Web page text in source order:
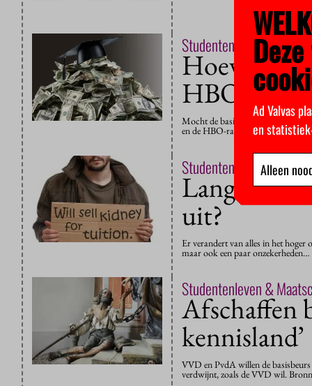
Studentenleven &
Hoeveel
HBO-raad
Mocht de basisbeurs verdwijnen,
en de HBO-raad verschillen van
Studentenleven &
uit?
Er verandert van alles in het hoger
maar ook een paar
Studentenleven &
Afschaffen
kennisland’
VVD en PvdA willen de basisbeurs
verdwijnt, zoals de VVD wil.
Ad Valvas
en
Alleen